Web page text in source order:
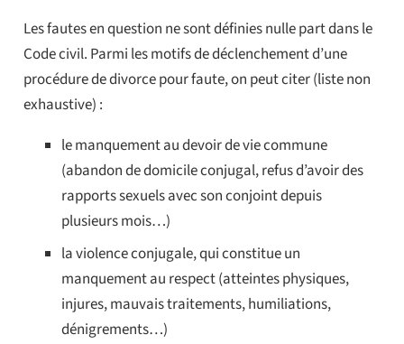
Les fautes en question ne sont définies nulle part dans le
Code civil. Parmi les motifs de déclenchement d’une
procédure de divorce pour faute, on peut citer (liste non
exhaustive) :
le manquement au devoir de vie commune
(abandon de domicile conjugal, refus d’avoir des
rapports sexuels avec son conjoint depuis
plusieurs mois…)
la violence conjugale, qui constitue un
manquement au respect (atteintes physiques,
injures, mauvais traitements, humiliations,
dénigrements…)